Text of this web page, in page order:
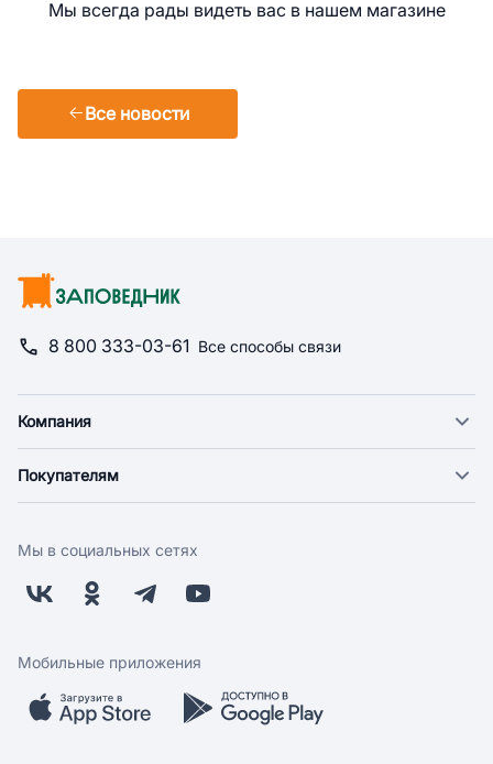
Мы всегда рады видеть вас в нашем магазине
Все новости
8 800 333-03-61 Все способы связи
Компания
Новости
Поставщикам
Заводчикам
Обратная связь
Покупателям
Оплата
Бонусная программа
Скидки и акции
Мобильное приложение
Мы в социальных сетях
Мобильные приложения